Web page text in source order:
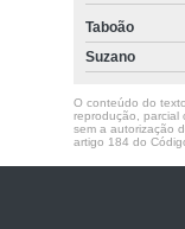
Taboão
Suzano
O conteúdo do
reprodução, parcial
sem a autorização
artigo 184 do